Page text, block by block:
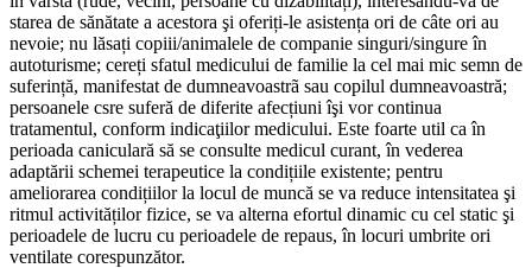
starea de sănătate a acestora şi oferiți-le asistența ori de câte ori au
nevoie; nu lăsați copiii/animalele de companie singuri/singure în
autoturisme; cereți sfatul medicului de familie la cel mai mic semn de
suferință, manifestat de dumneavoastrã sau copilul dumneavoastră;
persoanele csre suferă de diferite afecțiuni îşi vor continua
tratamentul, conform indicaţiilor medicului. Este foarte util ca în
perioada caniculară să se consulte medicul curant, în vederea
adaptării schemei terapeutice la condițiile existente; pentru
ameliorarea condițiilor la locul de muncă se va reduce intensitatea şi
ritmul activităților fizice, se va alterna efortul dinamic cu cel static şi
perioadele de lucru cu perioadele de repaus, în locuri umbrite ori
ventilate corespunzător.